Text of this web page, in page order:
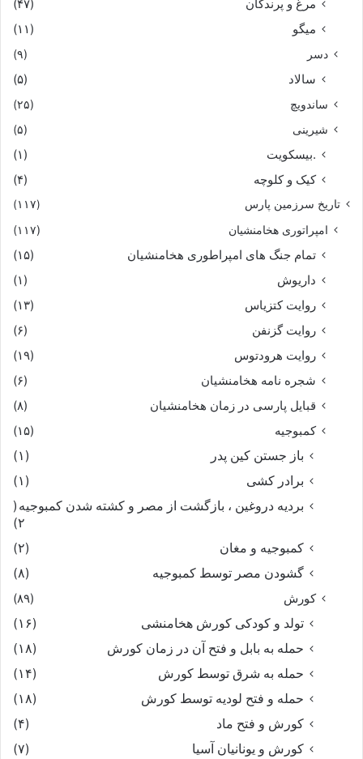
همه روزبانان درگاه شاه
بفرمود تا بر گرفتند راه‏
همه شهر و برزن بپاى آورند
زن بد کنش را بجاى آورند
بنزدیکى اندر نشان یافتند
جهان دیدگان نیز بشتافتند
کشیدند بدبخت زن را ز راه
بخوارى ببردند نزدیک شاه‏
بسى روز را داد نیزش نوید
و زان پس بخوارى و زخم و ببند
نبد شاه پر مایه همداستان‏
بفرمود کز پیش بیرون برند
بسى چاره جویند و افسون برند
چو خستو نیاید میانش به ار
ببرّید و این دانم آیین و فرّ
مرغ و پرندگان
(۴۷)
میگو
(۱۱)
دسر (۹)
سالاد (۵)
ساندویچ
(۲۵)
شیرینی
(۵)
.بیسکویت
(۱)
کیک و کلوچه
(۴)
تاریخ سرزمین پارس (۱۱۷)
امپراتوری هخامنشیان (۱۱۷)
تمام جنگ های امپراطوری هخامنشیان
(۱۵)
داریوش
(۱)
روایت کتزیاس
(۱۳)
روایت گزنفن
(۶)
روایت هرودتوس
(۱۹)
شجره نامه هخامنشیان
(۶)
قبایل پارسی در زمان هخامنشیان
(۸)
کمبوجیه
(۱۵)
باز جستن کین پدر
(۱)
برادر کشی
(۱)
بردیه دروغین ، بازگشت از مصر و کشته شدن کمبوجیه (
۲)
کمبوجیه و مغان
(۲)
گشودن مصر توسط کمبوجیه
(۸)
کورش
(۸۹)
تولد و کودکی کورش هخامنشی
(۱۶)
حمله به بابل و فتح آن در زمان کورش
(۱۸)
حمله به شرق توسط کورش
(۱۴)
حمله و فتح لودیه توسط کورش
(۱۸)
کورش و فتح ماد
(۴)
کورش و یونانیان آسیا
(۷)